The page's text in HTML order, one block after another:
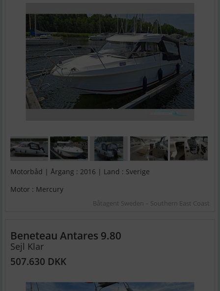
Motorbåd | Årgang : 2016 | Land : Sverige
Motor : Mercury
Båtagent Sweden – Southern East Coast
Beneteau Antares 9.80
Sejl Klar
507.630 DKK